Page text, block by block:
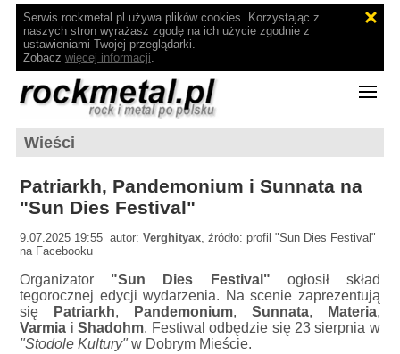
Serwis rockmetal.pl używa plików cookies. Korzystając z
naszych stron wyrażasz zgodę na ich użycie zgodnie z
ustawieniami Twojej przeglądarki.
Zobacz więcej informacji.
Wieści
Patriarkh, Pandemonium i Sunnata na
"Sun Dies Festival"
9.07.2025 19:55 autor:Verghityax, źródło: profil "Sun Dies Festival"
na Facebooku
Organizator "Sun Dies Festival" ogłosił skład
tegorocznej edycji wydarzenia. Na scenie zaprezentują
się
Patriarkh, Pandemonium,Sunnata, Materia,
Varmia iShadohm. Festiwal odbędzie się 23 sierpnia w
"Stodole Kultury"w Dobrym Mieście.